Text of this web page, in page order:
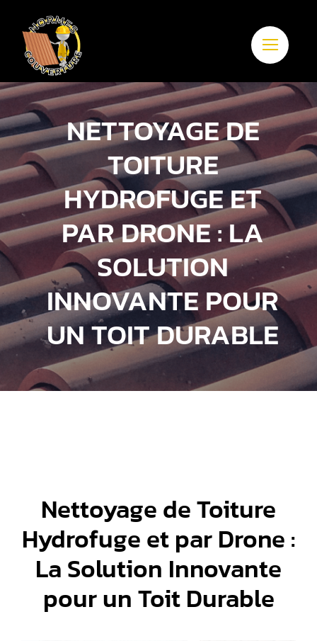
Passer
contenu
NETTOYAGE DE
TOITURE
HYDROFUGE ET
PAR DRONE : LA
SOLUTION
INNOVANTE POUR
UN TOIT DURABLE
Nettoyage de Toiture
Hydrofuge et par Drone :
La Solution Innovante
pour un Toit Durable